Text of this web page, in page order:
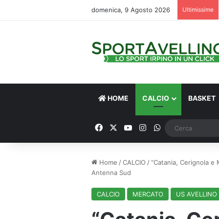
domenica, 9 Agosto 2026 Ultimissime
HOME CALCIO BASKET
FacebookYou TubeInstagram
WhatsApp
Home /CALCIO /“Catania, Cerignola e
Antenna Sud
CALCIO MERCATO US AVELLINO